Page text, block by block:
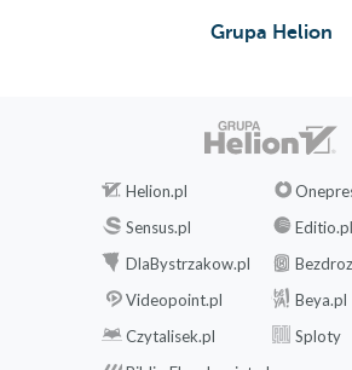
Grupa Helion
Helion.pl
Sensus.pl
Editio.pl
DlaBystrzakow.pl
Videopoint.pl
Beya.pl
Czytalisek.pl
Sploty